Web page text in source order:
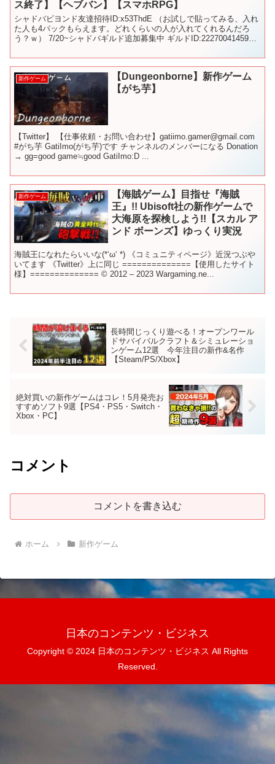
ス終了】【ヘブバン】【スマホRPG】
シャドバビヨンド友達招待ID:x53ThdE （お試しで貼ってみる、入れ
た人も4パックもらえます。どれくらいの人が入れてくれるんだろ
う？ｗ） 7/20~シャドバギルド追加募集中 ギルドID:222700414592
新作ゲーム
【Dungeonborne】新作ゲーム
【がち芋】
【Twitter】 【仕事依頼・お問い合わせ】gatiimo.gamer@gmail.com
#がち芋 GatiImo(がち芋)です チャンネルのメンバーになる Donation
→ gg=good game≒good GatiImo:D ...
新作ゲーム
【海賊ゲーム】目指せ『海賊
王』!! Ubisoft社の新作ゲームで
大海原を探検しよう!!【スカル ア
ンド ボーンズ】ゆっくり実況
海賊王になれたらいいな(*‘ω‘ *) 《コミュニティページ》近況つぶや
いてます 《Twitter》上に同じ ==============【使用したサイト
様】============== © 2012 – 2023 Wargaming.ne...
長時間じっくり遊べる！オープンワール
ドサバイバルクラフト＆シミュレーショ
ンゲーム12選 今年注目の新作&名作
【Steam/PS/Xbox】
絶対買いの新作ゲームはコレ！5月発売お
すすめソフト9選【PS4・PS5・Switch・
Xbox・PC】
コメント
コメントを書き込む
ホーム 新作ゲーム
日本のコンテンツ・ビジネス
Copyright © 2024 日本のコンテンツ・ビジネス All Rights
Reserved.